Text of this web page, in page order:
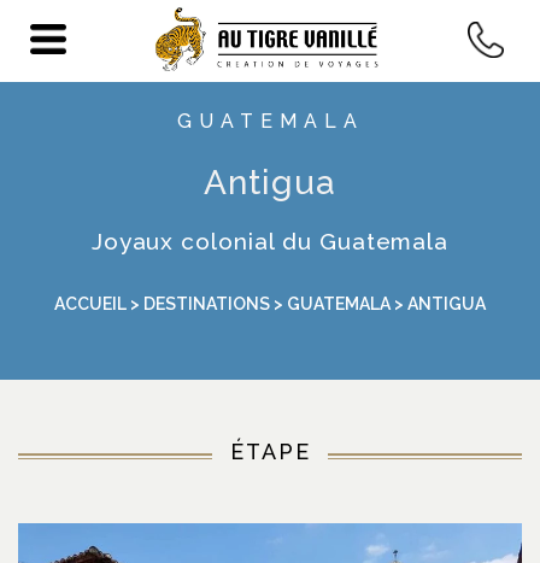
GUATEMALA
Antigua
Joyaux colonial du Guatemala
ACCUEIL > DESTINATIONS > GUATEMALA > ANTIGUA
ÉTAPE